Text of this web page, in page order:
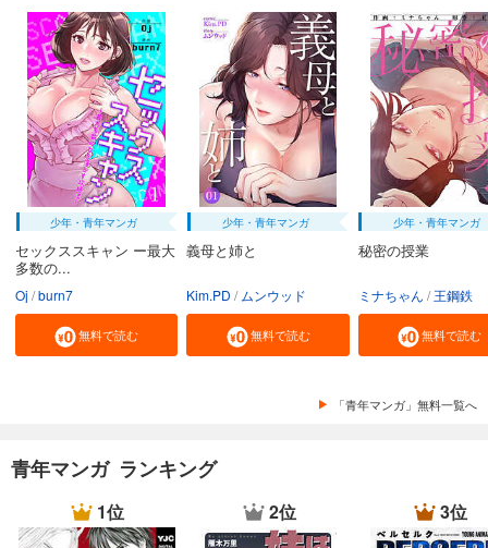
少年・青年マンガ
セックススキャン ー最大
多数の...
Oj burn7
無料で読む
少年・青年マンガ
義母と姉と
Kim.PD ムンウッド
無料で読む
少年・青年マンガ
秘密の授業
ミナちゃん 王鋼鉄
無料で読む
「青年マンガ」無料一覧へ
青年マンガ ランキング
1位 2位 3位